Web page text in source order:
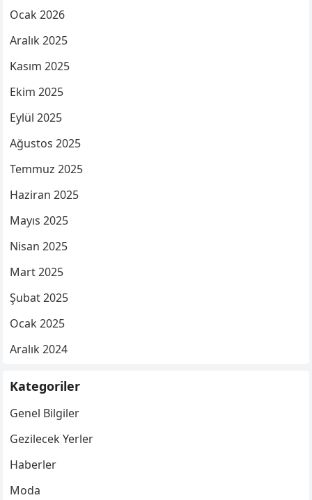
Ocak 2026
Aralık 2025
Kasım 2025
Ekim 2025
Eylül 2025
Ağustos 2025
Temmuz 2025
Haziran 2025
Mayıs 2025
Nisan 2025
Mart 2025
Şubat 2025
Ocak 2025
Aralık 2024
Kategoriler
Genel Bilgiler
Gezilecek Yerler
Haberler
Moda